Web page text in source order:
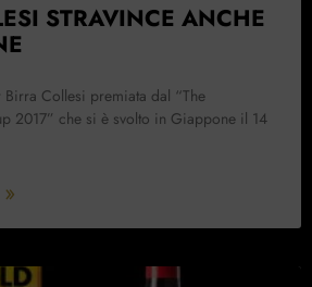
STRAVINCE ANCHE
Collesi premiata dal “The
2017” che si è svolto in Giappone il 14